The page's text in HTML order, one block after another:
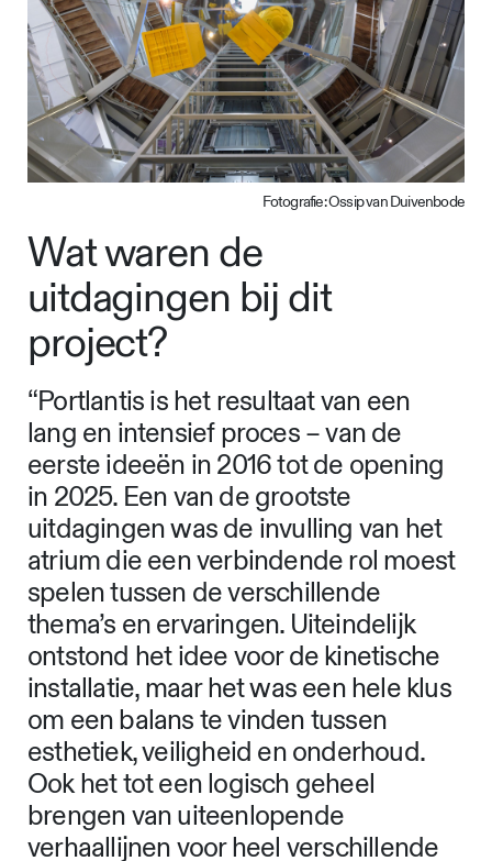
Fotografie: Ossip van Duivenbode
Wat waren de
uitdagingen bij dit
project?
“Portlantis is het resultaat van een
lang en intensief proces – van de
eerste ideeën in 2016 tot de opening
in 2025. Een van de grootste
uitdagingen was de invulling van het
atrium die een verbindende rol moest
spelen tussen de verschillende
thema’s en ervaringen. Uiteindelijk
ontstond het idee voor de kinetische
installatie, maar het was een hele klus
om een balans te vinden tussen
esthetiek, veiligheid en onderhoud.
Ook het tot een logisch geheel
brengen van uiteenlopende
verhaallijnen voor heel verschillende